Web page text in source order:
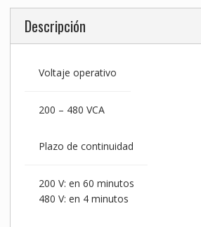
Descripción
Voltaje operativo
200 – 480 VCA
Plazo de continuidad
200 V: en 60 minutos
480 V: en 4 minutos